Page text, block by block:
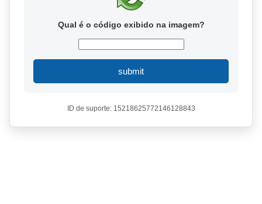
Qual é o código exibido na imagem?
submit
ID de suporte: 15218625772146128843